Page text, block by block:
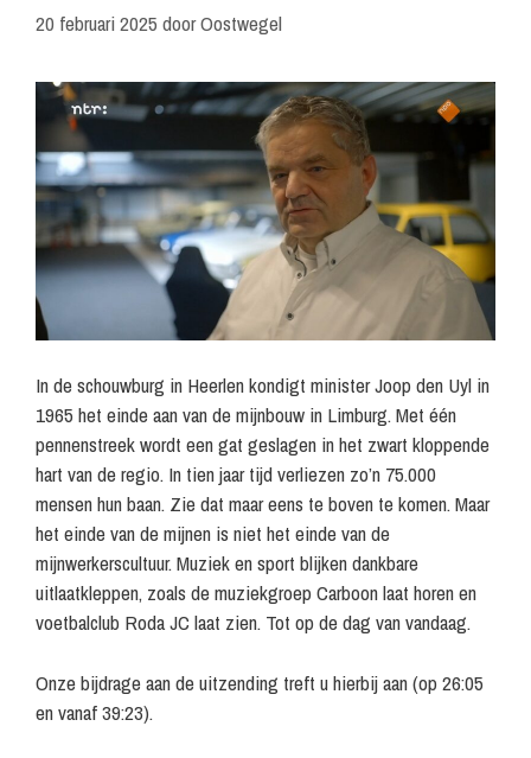
20 februari 2025 doorOostwegel
In de schouwburg in Heerlen kondigt minister Joop den Uyl in
1965 het einde aan van de mijnbouw in Limburg. Met één
pennenstreek wordt een gat geslagen in het zwart kloppende
hart van de regio. In tien jaar tijd verliezen zo’n 75.000
mensen hun baan. Zie dat maar eens te boven te komen. Maar
het einde van de mijnen is niet het einde van de
mijnwerkerscultuur. Muziek en sport blijken dankbare
uitlaatkleppen, zoals de muziekgroep Carboon laat horen en
voetbalclub Roda JC laat zien. Tot op de dag van vandaag.
Onze bijdrage aan de uitzending treft u hierbij aan (op 26:05
en vanaf 39:23).